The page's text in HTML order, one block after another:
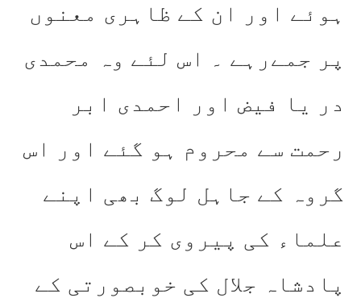
ہوئے اور ان کے ظاہری معنوں
پر جمےرہے ۔ اس لئے وہ محمدی
در یا فیض اور احمدی ابر
رحمت سے محروم ہو گئے اور اس
گروہ کے جاہل لوگ بھی اپنے
علماء کی پیروی کر کے اس
پادشاہ جلال کی خوبصورتی کے